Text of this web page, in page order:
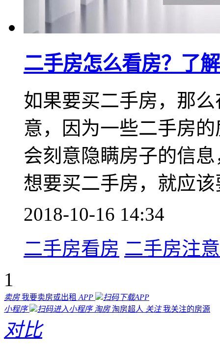
二手房怎么看房？了
如果要买二手房，那
意，因为一些二手房
会刻意隐瞒房子的信
想要买二手房，就应
2018-10-16 14:34
二手房看房 二手房注
1
卖房 我要卖房或出租 APP
扫码下载APP
小程序
扫码进入小程序 淘房 淘房超人 关注 我关注的房源
对比